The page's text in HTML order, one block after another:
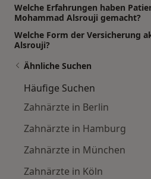
Welche Erfahrungen haben
Mohammad Alsrouji gemacht?
Welche Form der Versicherung
Alsrouji?
Ähnliche Suchen
Häufige Suchen
Zahnärzte in Berlin
Zahnärzte in Hamburg
Zahnärzte in München
Zahnärzte in Köln